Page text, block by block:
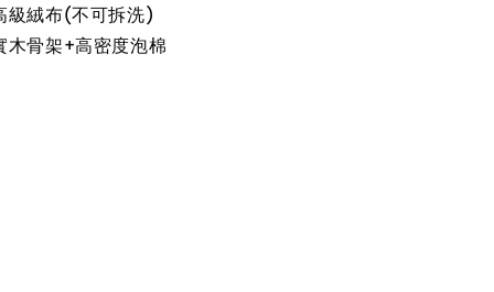
級絨布(不可拆洗)
木骨架+高密度泡棉